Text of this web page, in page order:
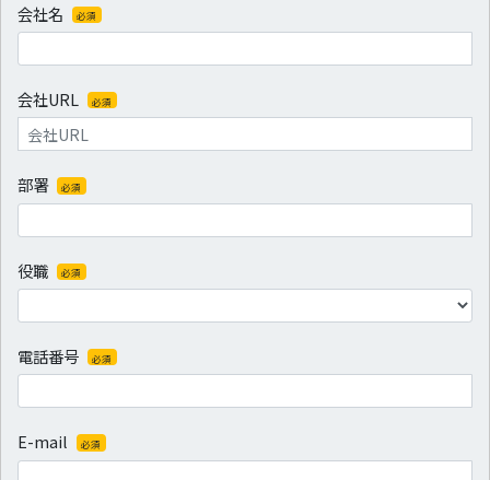
会社名 必須
会社URL 必須
部署 必須
役職 必須
電話番号 必須
E-mail 必須